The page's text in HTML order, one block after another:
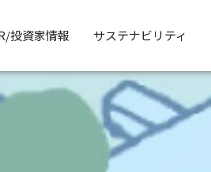
投資家情報 サステナビリティ